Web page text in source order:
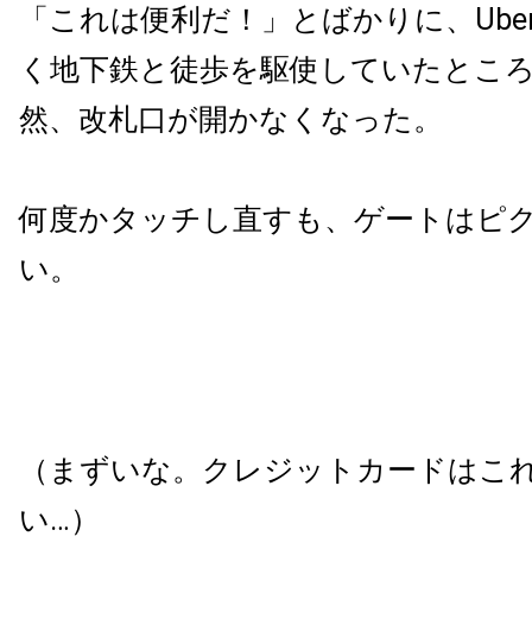
「これは便利だ！」とばかりに、
く地下鉄と徒歩を駆使していたとこ
然、改札口が開かなくなった。
何度かタッチし直すも、ゲートはピ
い。
（まずいな。クレジットカードはこ
い…）